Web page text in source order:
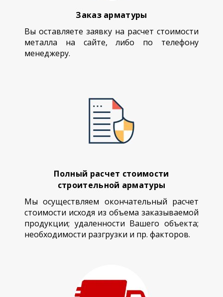
Заказ арматуры
Вы оставляете заявку на расчет стоимости
металла на сайте, либо по телефону
менеджеру.
Полный расчет стоимости
строительной арматуры
Мы осуществляем окончательный расчет
стоимости исходя из объема заказываемой
продукции; удаленности Вашего объекта;
необходимости разгрузки и пр. факторов.